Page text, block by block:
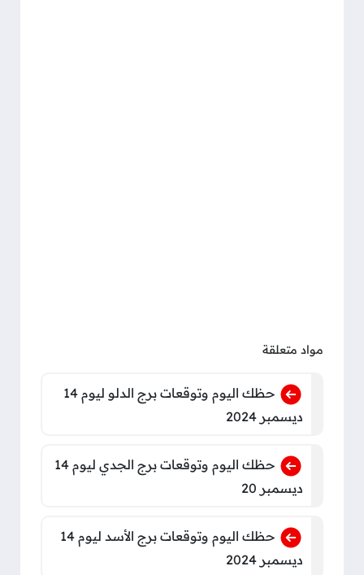
مواد متعلقة
حظك اليوم وتوقعات برج الدلو ليوم 14
ديسمبر 2024
حظك اليوم وتوقعات برج الجدي ليوم 14
ديسمبر 20
حظك اليوم وتوقعات برج الأسد ليوم 14
ديسمبر 2024